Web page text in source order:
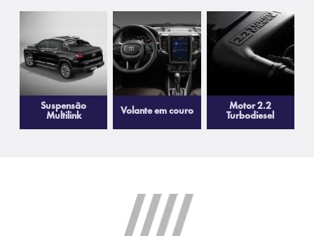
Suspensão
Multilink
Volante em couro
Motor 2.2
Turbodiesel